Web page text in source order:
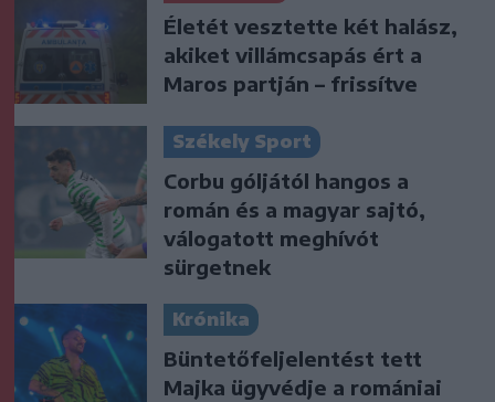
Életét vesztette két halász,
akiket villámcsapás ért a
Maros partján – frissítve
Székely Sport
Corbu góljától hangos a
román és a magyar sajtó,
válogatott meghívót
sürgetnek
Krónika
Büntetőfeljelentést tett
Majka ügyvédje a romániai